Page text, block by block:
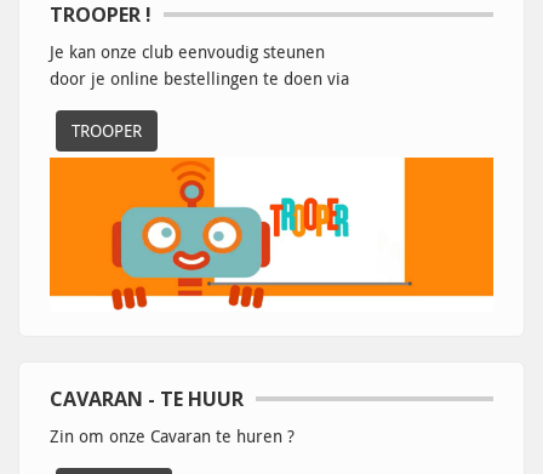
TROOPER !
Je kan onze club eenvoudig steunen
door je online bestellingen te doen via
TROOPER
CAVARAN - TE HUUR
Zin om onze Cavaran te huren ?